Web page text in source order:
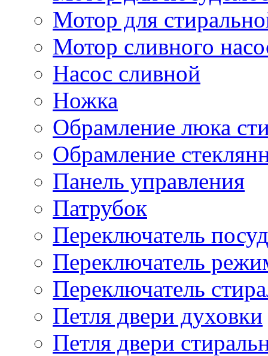
Мотор для
Мотор сливного
Насос сливной
Ножка
Обрамление люка
Обрамление
Панель управления
Патрубок
Переключатель
Переключатель
Переключатель
Петля двери духовки
Петля двери